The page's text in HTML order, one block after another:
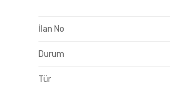
İlan No
Durum
Tür